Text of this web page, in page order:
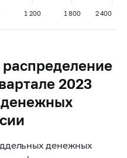
1 200 1 800 2 400
2023
денежных